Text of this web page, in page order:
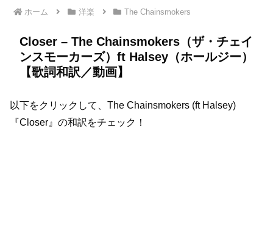
ホーム 洋楽 The Chainsmokers
Closer – The Chainsmokers（ザ・チェイ
ンスモーカーズ）ft Halsey（ホールジー）
【歌詞和訳／動画】
以下をクリックして、The Chainsmokers (ft Halsey)
『Closer』の和訳をチェック！